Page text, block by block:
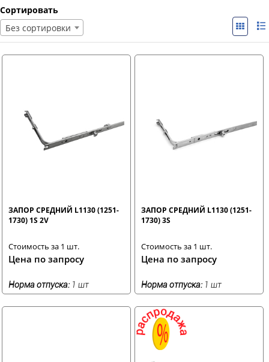
Сортировать
Без сортировки
ЗАПОР СРЕДНИЙ L1130 (1251-
1730) 1S 2V
Стоимость за 1 шт.
Цена по запросу
Норма отпуска: 1 шт
ЗАПОР СРЕДНИЙ L1130 (1251-
1730) 3S
Стоимость за 1 шт.
Цена по запросу
Норма отпуска: 1 шт